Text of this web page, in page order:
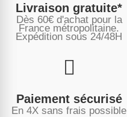
Livraison gratuite*
Dès 60€ d'achat pour la
France métropolitaine.
Expédition sous 24/48H
Paiement sécurisé
En 4X sans frais possible